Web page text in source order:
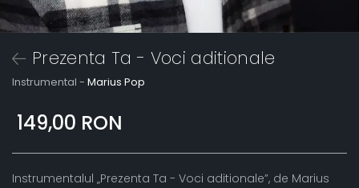
Prezenta Ta - Voci aditionale
Instrumental - Marius Pop
149,00 RON
Instrumentalul „Prezenta Ta - Voci aditionale”, de Marius